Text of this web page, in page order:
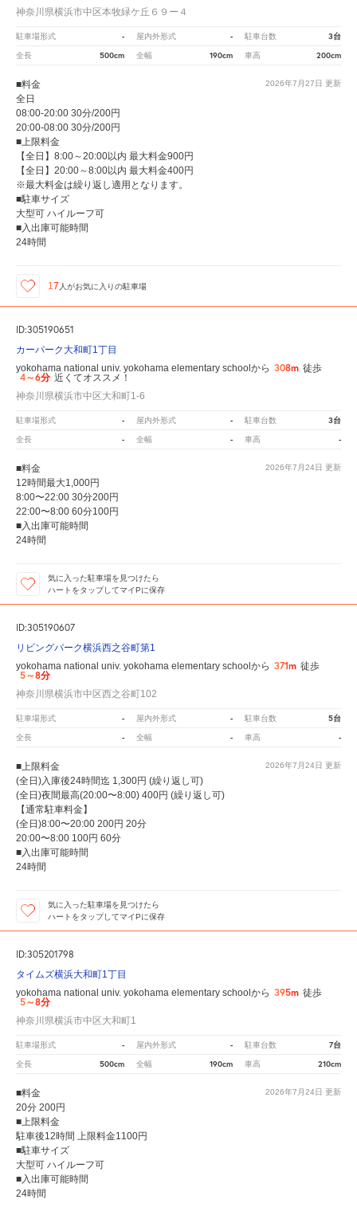
神奈川県横浜市中区本牧緑ケ丘６９ー４
駐車場形式 - 屋内外形式 - 駐車台数 3台
全長 500cm 全幅 190cm 車高 200cm
2026年7月27日 更新
■料金
全日
08:00-20:00 30分/200円
20:00-08:00 30分/200円
■上限料金
【全日】8:00～20:00以内 最大料金900円
【全日】20:00～8:00以内 最大料金400円
※最大料金は繰り返し適用となります。
■駐車サイズ
大型可 ハイルーフ可
■入出庫可能時間
24時間
17 人がお気に入りの駐車場
ID:305190651
カーパーク大和町1丁目
yokohama national univ. yokohama elementary schoolから 308m 徒歩
4～6分 近くてオススメ！
神奈川県横浜市中区大和町1-6
駐車場形式 - 屋内外形式 - 駐車台数 3台
全長 - 全幅 - 車高 -
2026年7月24日 更新
■料金
12時間最大1,000円
8:00〜22:00 30分200円
22:00〜8:00 60分100円
■入出庫可能時間
24時間
気に入った駐車場を見つけたら
ハートをタップしてマイPに保存
ID:305190607
リビングパーク横浜西之谷町第1
yokohama national univ. yokohama elementary schoolから 371m 徒歩
5～8分
神奈川県横浜市中区西之谷町102
駐車場形式 - 屋内外形式 - 駐車台数 5台
全長 - 全幅 - 車高 -
2026年7月24日 更新
■上限料金
(全日)入庫後24時間迄 1,300円 (繰り返し可)
(全日)夜間最高(20:00〜8:00) 400円 (繰り返し可)
【通常駐車料金】
(全日)8:00〜20:00 200円 20分
20:00〜8:00 100円 60分
■入出庫可能時間
24時間
気に入った駐車場を見つけたら
ハートをタップしてマイPに保存
ID:305201798
タイムズ横浜大和町1丁目
yokohama national univ. yokohama elementary schoolから 395m 徒歩
5～8分
神奈川県横浜市中区大和町1
駐車場形式 - 屋内外形式 - 駐車台数 7台
全長 500cm 全幅 190cm 車高 210cm
2026年7月24日 更新
■料金
20分 200円
■上限料金
駐車後12時間 上限料金1100円
■駐車サイズ
大型可 ハイルーフ可
■入出庫可能時間
24時間